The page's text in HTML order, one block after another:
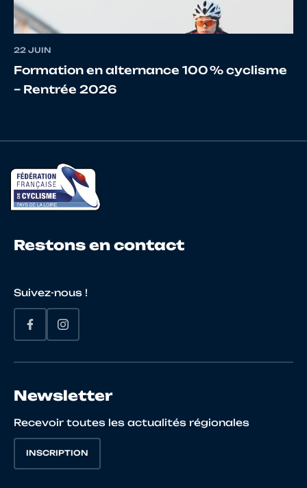
22 JUIN
Formation en alternance 100 % cyclisme
– Rentrée 2026
Restons en contact
Suivez-nous !
Newsletter
Recevoir toutes les actualités régionales
INSCRIPTION